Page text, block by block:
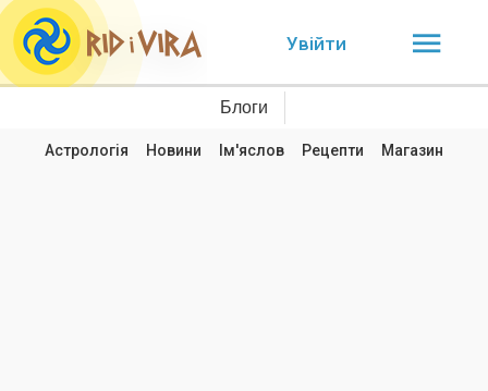
Увійти
Блоги
Астрологія Новини Ім'яслов Рецепти Магазин